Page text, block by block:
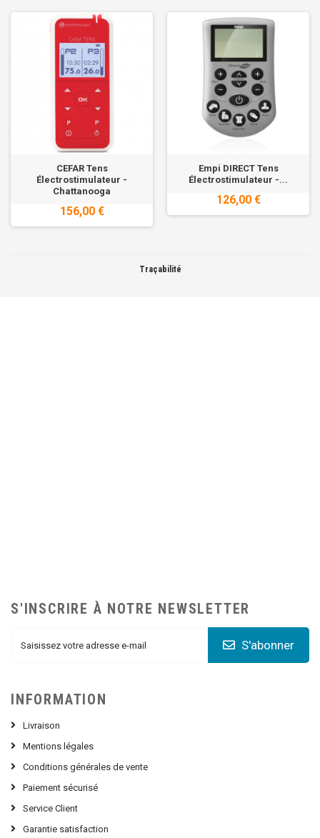
CEFAR Tens
Électrostimulateur -
Chattanooga
156,00 €
Empi DIRECT Tens
Électrostimulateur -...
126,00 €
Traçabilité
S'INSCRIRE À NOTRE NEWSLETTER
S'abonner
INFORMATION
Livraison
Mentions légales
Conditions générales de vente
Paiement sécurisé
Service Client
Garantie satisfaction